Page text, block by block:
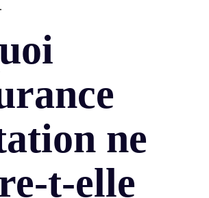
ne
t-elle